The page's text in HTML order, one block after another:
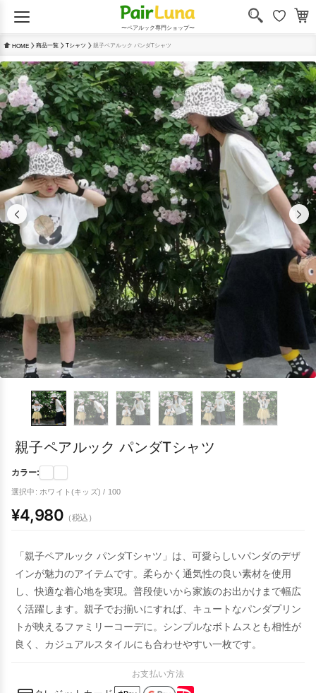
〜ペアルック専門ショップ〜
HOME 商品一覧 Tシャツ 親子ペアルック パンダTシャツ
親子ペアルック パンダTシャツ
カラー:
選択中: ホワイト(キッズ) / 100
¥4,980 （税込）
「親子ペアルック パンダTシャツ」は、可愛らしいパンダのデザ
インが魅力のアイテムです。柔らかく通気性の良い素材を使用
し、快適な着心地を実現。普段使いから家族のお出かけまで幅広
く活躍します。親子でお揃いにすれば、キュートなパンダプリン
トが映えるファミリーコーデに。シンプルなボトムスとも相性が
良く、カジュアルスタイルにも合わせやすい一枚です。
お支払い方法